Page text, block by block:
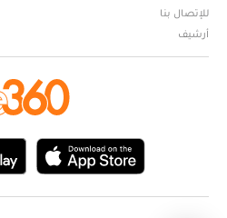
للإتصال بنا
أرشيف